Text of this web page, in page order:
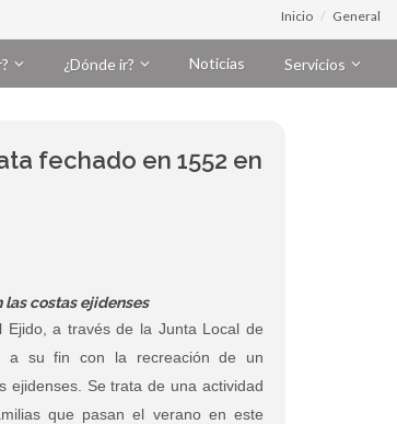
Inicio General
¿Dónde ir? Noticias Servicios
fechado en 1552 en
las costas ejidenses
Ejido, a través de la Junta Local de
a su fin con la recreación de un
ejidenses. Se trata de una actividad
que pasan el verano en este